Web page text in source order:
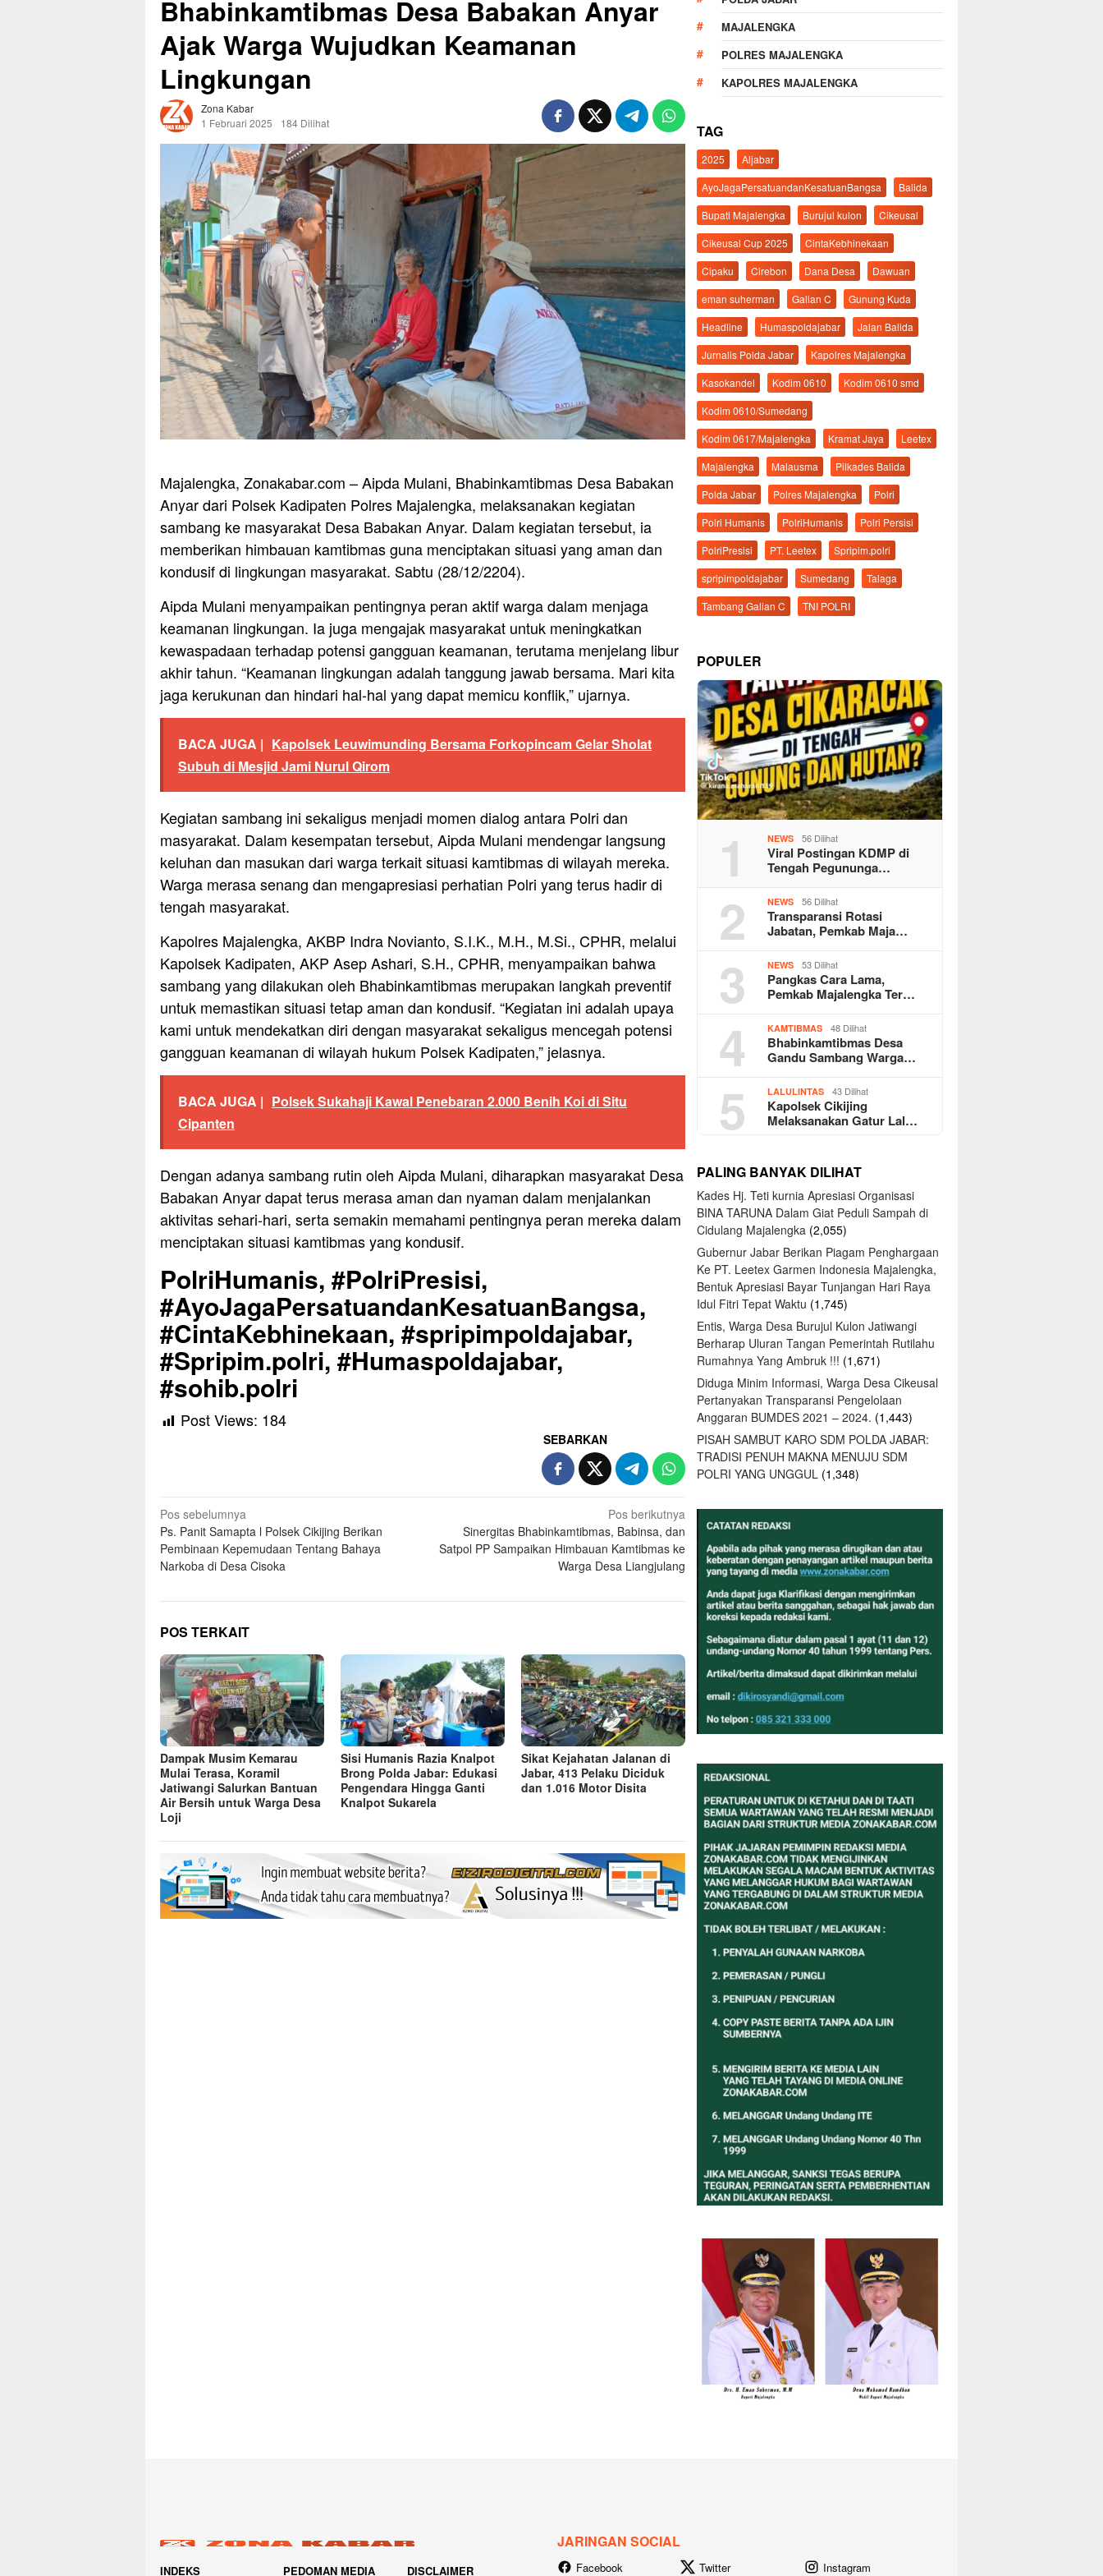
Bhabinkamtibmas Desa Babakan Anyar
Ajak Warga Wujudkan Keamanan
Lingkungan
Zona Kabar
1 Februari 2025
184 Dilihat
Majalengka, Zonakabar.com – Aipda Mulani, Bhabinkamtibmas Desa Babakan
Anyar dari Polsek Kadipaten Polres Majalengka, melaksanakan kegiatan
sambang ke masyarakat Desa Babakan Anyar. Dalam kegiatan tersebut, ia
memberikan himbauan kamtibmas guna menciptakan situasi yang aman dan
kondusif di lingkungan masyarakat. Sabtu (28/12/2204).
Aipda Mulani menyampaikan pentingnya peran aktif warga dalam menjaga
keamanan lingkungan. Ia juga mengajak masyarakat untuk meningkatkan
kewaspadaan terhadap potensi gangguan keamanan, terutama menjelang libur
akhir tahun. “Keamanan lingkungan adalah tanggung jawab bersama. Mari kita
jaga kerukunan dan hindari hal-hal yang dapat memicu konflik,” ujarnya.
BACA JUGA | Kapolsek Leuwimunding Bersama Forkopincam Gelar Sholat
Subuh di Mesjid Jami Nurul Qirom
Kegiatan sambang ini sekaligus menjadi momen dialog antara Polri dan
masyarakat. Dalam kesempatan tersebut, Aipda Mulani mendengar langsung
keluhan dan masukan dari warga terkait situasi kamtibmas di wilayah mereka.
Warga merasa senang dan mengapresiasi perhatian Polri yang terus hadir di
tengah masyarakat.
Kapolres Majalengka, AKBP Indra Novianto, S.I.K., M.H., M.Si., CPHR, melalui
Kapolsek Kadipaten, AKP Asep Ashari, S.H., CPHR, menyampaikan bahwa
sambang yang dilakukan oleh Bhabinkamtibmas merupakan langkah preventif
untuk memastikan situasi tetap aman dan kondusif. “Kegiatan ini adalah upaya
kami untuk mendekatkan diri dengan masyarakat sekaligus mencegah potensi
gangguan keamanan di wilayah hukum Polsek Kadipaten,” jelasnya.
BACA JUGA | Polsek Sukahaji Kawal Penebaran 2.000 Benih Koi di Situ
Cipanten
Dengan adanya sambang rutin oleh Aipda Mulani, diharapkan masyarakat Desa
Babakan Anyar dapat terus merasa aman dan nyaman dalam menjalankan
aktivitas sehari-hari, serta semakin memahami pentingnya peran mereka dalam
menciptakan situasi kamtibmas yang kondusif.
PolriHumanis, #PolriPresisi,
#AyoJagaPersatuandanKesatuanBangsa,
#CintaKebhinekaan, #spripimpoldajabar,
#Spripim.polri, #Humaspoldajabar,
#sohib.polri
Post Views: 184
SEBARKAN
Navigasi
pos
Pos sebelumnya
Ps. Panit Samapta l Polsek Cikijing Berikan
Pembinaan Kepemudaan Tentang Bahaya
Narkoba di Desa Cisoka
Pos berikutnya
Sinergitas Bhabinkamtibmas, Babinsa, dan
Satpol PP Sampaikan Himbauan Kamtibmas ke
Warga Desa Liangjulang
POS TERKAIT
Dampak Musim Kemarau
Mulai Terasa, Koramil
Jatiwangi Salurkan Bantuan
Air Bersih untuk Warga Desa
Loji
Sisi Humanis Razia Knalpot
Brong Polda Jabar: Edukasi
Pengendara Hingga Ganti
Knalpot Sukarela
Sikat Kejahatan Jalanan di
Jabar, 413 Pelaku Diciduk
dan 1.016 Motor Disita
MAJALENGKA
POLRES MAJALENGKA
KAPOLRES MAJALENGKA
TAG
2025
Aljabar
AyoJagaPersatuandanKesatuanBangsa
Balida
Bupati Majalengka
Burujul kulon
Cikeusal
Cikeusal Cup 2025
CintaKebhinekaan
Cipaku
Cirebon Dana Desa
Dawuan
eman suherman
Galian C
Gunung Kuda
Headline
Humaspoldajabar
Jalan Balida
Jurnalis Polda Jabar
Kapolres Majalengka
Kasokandel
Kodim 0610
Kodim 0610 smd
Kodim 0610/Sumedang
Kodim 0617/Majalengka
Kramat Jaya
Leetex
Majalengka
Malausma
Pilkades Balida
Polda Jabar
Polres Majalengka
Polri
Polri Humanis
PolriHumanis
Polri Persisi
PolriPresisi
PT. Leetex
Spripim.polri
spripimpoldajabar
Sumedang
Talaga
Tambang Galian C
TNI POLRI
POPULER
1 NEWS 56 Dilihat
Viral Postingan KDMP di
Tengah Pegununga…
2 NEWS 56 Dilihat
Transparansi Rotasi
Jabatan, Pemkab Maja…
3 NEWS 53 Dilihat
Pangkas Cara Lama,
Pemkab Majalengka Ter…
4 KAMTIBMAS 48 Dilihat
Bhabinkamtibmas Desa
Gandu Sambang Warga…
5 LALULINTAS 43 Dilihat
Kapolsek Cikijing
Melaksanakan Gatur Lal…
PALING BANYAK DILIHAT
Kades Hj. Teti kurnia Apresiasi Organisasi
BINA TARUNA Dalam Giat Peduli Sampah di
Cidulang Majalengka (2,055)
Gubernur Jabar Berikan Piagam Penghargaan
Ke PT. Leetex Garmen Indonesia Majalengka,
Bentuk Apresiasi Bayar Tunjangan Hari Raya
Idul Fitri Tepat Waktu (1,745)
Entis, Warga Desa Burujul Kulon Jatiwangi
Berharap Uluran Tangan Pemerintah Rutilahu
Rumahnya Yang Ambruk !!! (1,671)
Diduga Minim Informasi, Warga Desa Cikeusal
Pertanyakan Transparansi Pengelolaan
Anggaran BUMDES 2021 – 2024. (1,443)
PISAH SAMBUT KARO SDM POLDA JABAR:
TRADISI PENUH MAKNA MENUJU SDM
POLRI YANG UNGGUL (1,348)
INDEKS PEDOMAN MEDIA DISCLAIMER
JARINGAN SOCIAL
Facebook Twitter Instagram